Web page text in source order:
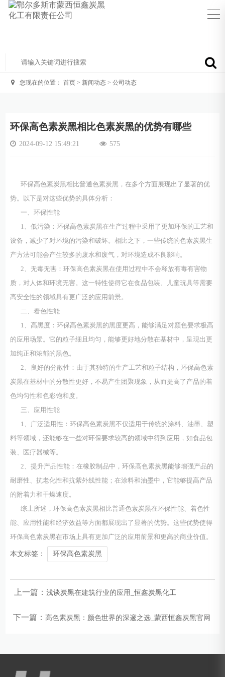
您现在的位置：首页 > 新闻动态 >公司动态
环保高色素炭黑相比色素炭黑的优势有哪些
2024-09-12 15:49:21 575
环保高色素炭黑相比普通色素炭黑，在多个方面展现出了显著的优
势。以下是对这些优势的具体分析：
一、环保性能
1、低污染：环保高色素炭黑在生产过程中采用了更加环保的工艺和
设备，减少了对环境的污染和破坏。相比之下，一些传统的色素炭黑生
产方法可能会产生较多的废水和废气，对环境造成不良影响。
2、无毒无害：环保高色素炭黑在使用过程中不会释放有毒有害物
质，对人体和环境无害。这一特性使得它在食品包装、儿童玩具等需要
高安全性的领域具有更广泛的应用前景。
二、着色性能
1、高黑度：环保高色素炭黑的黑度更高，能够满足对颜色要求极高
的应用场景。它的粒子细且均匀，能够更好地分散在基材中，呈现出更
加纯正和浓郁的黑色。
2、良好的分散性：由于其独特的生产工艺和粒子结构，环保高色素
炭黑在基材中的分散性更好，不易产生团聚现象，从而提高了产品的着
色均匀性和色彩饱和度。
三、应用性能
1、广泛适用性：环保高色素炭黑不仅适用于传统的涂料、油墨、塑
料等领域，还能够在一些对环保要求较高的领域中得到应用，如食品包
装、医疗器械等。
2、提升产品性能：在橡胶制品中，环保高色素炭黑能够增强产品的
耐磨性、抗老化性和抗紫外线性能；在涂料和油墨中，它能够提高产品
的附着力和干燥速度。
综上所述，环保高色素炭黑相比普通色素炭黑在环保性能、着色性
能、应用性能和经济效益等方面都展现出了显著的优势。这些优势使得
环保高色素炭黑在市场上具有更加广泛的应用前景和更高的商业价值。
本文标签： 环保高色素炭黑
上一篇： 浅谈炭黑在建筑行业的应用_恒鑫炭黑化工
下一篇： 高色素炭黑：颜色世界的深邃之选_蒙西恒鑫炭黑官网